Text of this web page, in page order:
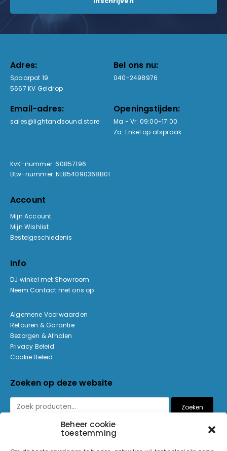
Beheer cookie
toestemming
Adres:
Spaarpot 19
5667 KV Geldrop
Bel ons nu:
040-2498976
Email-adres:
sales@lightandsound.store
Openingstijden:
Ma - Vr: 09:00-17:00
Za: Enkel op afspraak
KvK-nummer: 60857196
Btw-nummer: NL854090368B01
Account
Mijn Account
Mijn Wishlist
Bestelgeschiedenis
Info
DJ winkel met Showroom
Neem Contact met ons op
Algemene Voorwaarden
Retouren & Garantie
Bezorgen & Afhalen
Privacy Beleid
Cookie Beleid
Zoeken op deze website
Zoeken